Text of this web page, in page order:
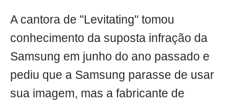
A cantora de "Levitating" tomou
conhecimento da suposta infração da
Samsung em junho do ano passado e
pediu que a Samsung parasse de usar
sua imagem, mas a fabricante de